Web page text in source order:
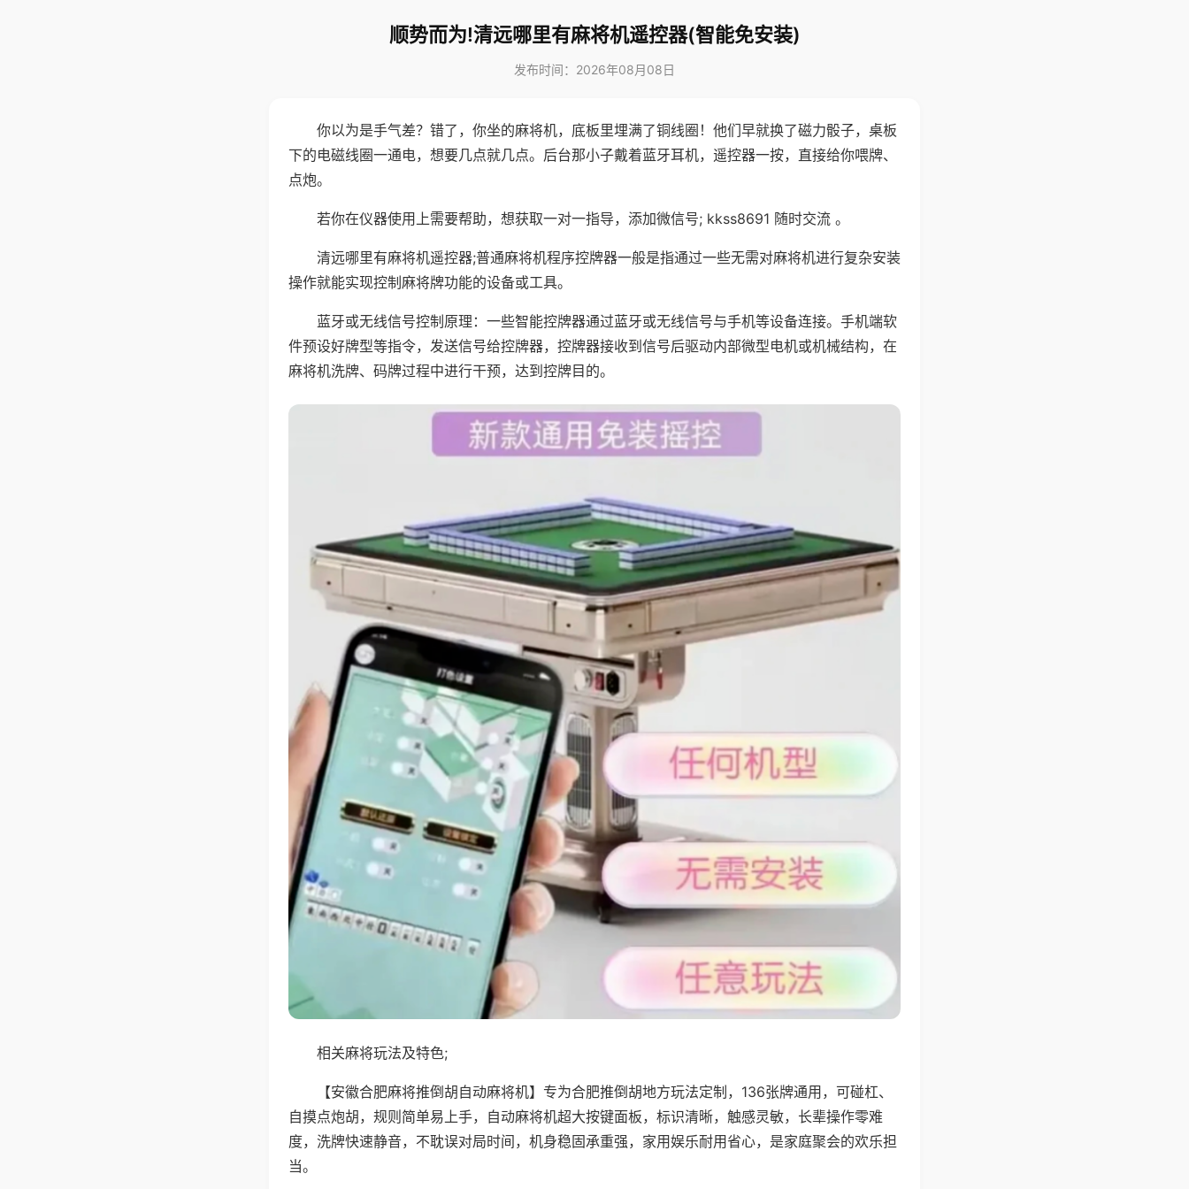
顺势而为!清远哪里有麻将机遥控器(智能免安装)
发布时间：2026年08月08日
你以为是手气差？错了，你坐的麻将机，底板里埋满了铜线圈！他们早就换了磁力骰子，桌板
下的电磁线圈一通电，想要几点就几点。后台那小子戴着蓝牙耳机，遥控器一按，直接给你喂牌、
点炮。
若你在仪器使用上需要帮助，想获取一对一指导，添加微信号; kkss8691 随时交流 。
清远哪里有麻将机遥控器;普通麻将机程序控牌器一般是指通过一些无需对麻将机进行复杂安装
操作就能实现控制麻将牌功能的设备或工具。
蓝牙或无线信号控制原理：一些智能控牌器通过蓝牙或无线信号与手机等设备连接。手机端软
件预设好牌型等指令，发送信号给控牌器，控牌器接收到信号后驱动内部微型电机或机械结构，在
麻将机洗牌、码牌过程中进行干预，达到控牌目的。
相关麻将玩法及特色;
【安徽合肥麻将推倒胡自动麻将机】专为合肥推倒胡地方玩法定制，136张牌通用，可碰杠、
自摸点炮胡，规则简单易上手，自动麻将机超大按键面板，标识清晰，触感灵敏，长辈操作零难
度，洗牌快速静音，不耽误对局时间，机身稳固承重强，家用娱乐耐用省心，是家庭聚会的欢乐担
当。